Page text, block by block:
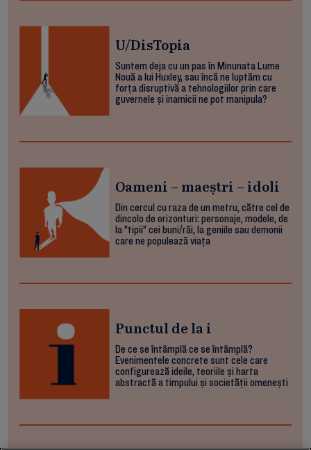
U/DisTopia
Suntem deja cu un pas în Minunata Lume
Nouă a lui Huxley, sau încă ne luptăm cu
forța disruptivă a tehnologiilor prin care
guvernele și inamicii ne pot manipula?
Oameni – maeștri – idoli
Din cercul cu raza de un metru, către cel de
dincolo de orizonturi: personaje, modele, de
la ”tipii” cei buni/răi, la geniile sau demonii
care ne populează viața
Punctul de la i
De ce se întâmplă ce se întâmplă?
Evenimentele concrete sunt cele care
configurează ideile, teoriile și harta
abstractă a timpului și societății omenești